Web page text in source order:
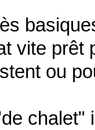
vite prêt
ou
chalet"